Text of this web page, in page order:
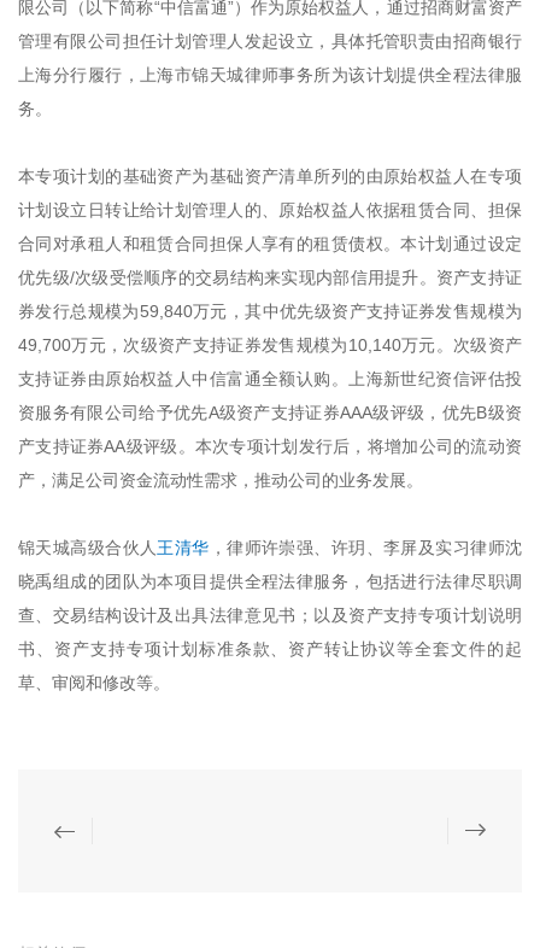
限公司（以下简称“中信富通”）作为原始权益人，通过招商财富资产
管理有限公司担任计划管理人发起设立，具体托管职责由招商银行
上海分行履行，上海市锦天城律师事务所为该计划提供全程法律服
务。
本专项计划的基础资产为基础资产清单所列的由原始权益人在专项
计划设立日转让给计划管理人的、原始权益人依据租赁合同、担保
合同对承租人和租赁合同担保人享有的租赁债权。本计划通过设定
优先级/次级受偿顺序的交易结构来实现内部信用提升。资产支持证
券发行总规模为59,840万元，其中优先级资产支持证券发售规模为
49,700万元，次级资产支持证券发售规模为10,140万元。次级资产
支持证券由原始权益人中信富通全额认购。上海新世纪资信评估投
资服务有限公司给予优先A级资产支持证券AAA级评级，优先B级资
产支持证券AA级评级。本次专项计划发行后，将增加公司的流动资
产，满足公司资金流动性需求，推动公司的业务发展。
锦天城高级合伙人 王清华 ，律师许崇强、许玥、李屏及实习律师沈
晓禹组成的团队为本项目提供全程法律服务，包括进行法律尽职调
查、交易结构设计及出具法律意见书；以及资产支持专项计划说明
书、资产支持专项计划标准条款、资产转让协议等全套文件的起
草、审阅和修改等。